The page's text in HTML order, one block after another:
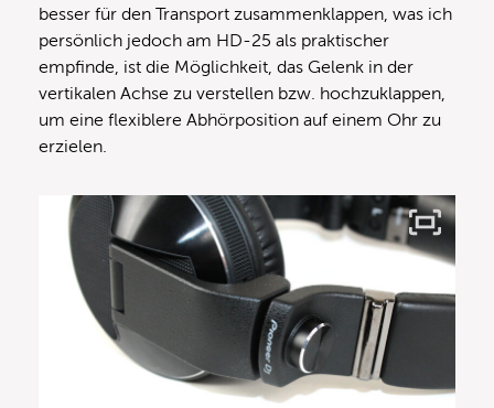
besser für den Transport zusammenklappen, was ich
persönlich jedoch am HD-25 als praktischer
empfinde, ist die Möglichkeit, das Gelenk in der
vertikalen Achse zu verstellen bzw. hochzuklappen,
um eine flexiblere Abhörposition auf einem Ohr zu
erzielen.